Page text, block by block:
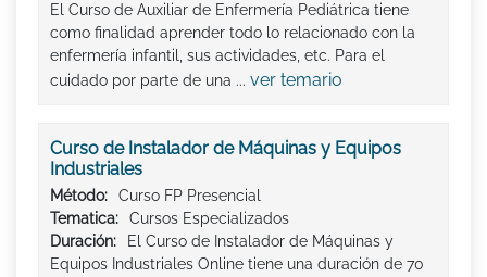
El Curso de Auxiliar de Enfermería Pediátrica tiene
como finalidad aprender todo lo relacionado con la
enfermería infantil, sus actividades, etc. Para el
cuidado por parte de una ... ver temario
Curso de Instalador de Máquinas y Equipos
Industriales
Método:
Curso FP Presencial
Tematica:
Cursos Especializados
Duración:
El Curso de Instalador de Máquinas y
Equipos Industriales Online tiene una duración de 70